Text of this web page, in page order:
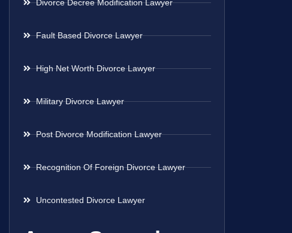
Divorce Decree Modification Lawyer
Fault Based Divorce Lawyer
High Net Worth Divorce Lawyer
Military Divorce Lawyer
Post Divorce Modification Lawyer
Recognition Of Foreign Divorce Lawyer
Uncontested Divorce Lawyer